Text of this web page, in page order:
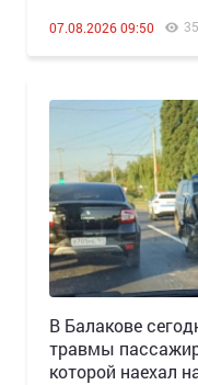
07.08.2026 09:50
В Балакове
травмы
которой наехал